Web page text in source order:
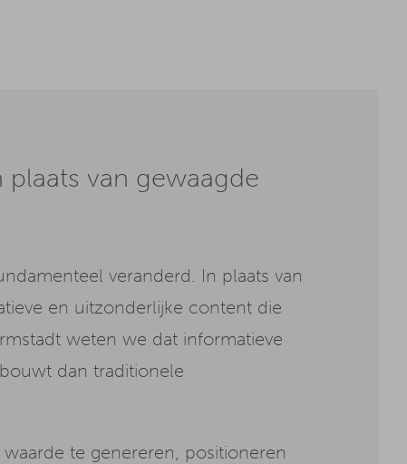
van gewaagde
veranderd. In plaats van
en uitzonderlijke content die
weten we dat informatieve
dan traditionele
te genereren, positioneren